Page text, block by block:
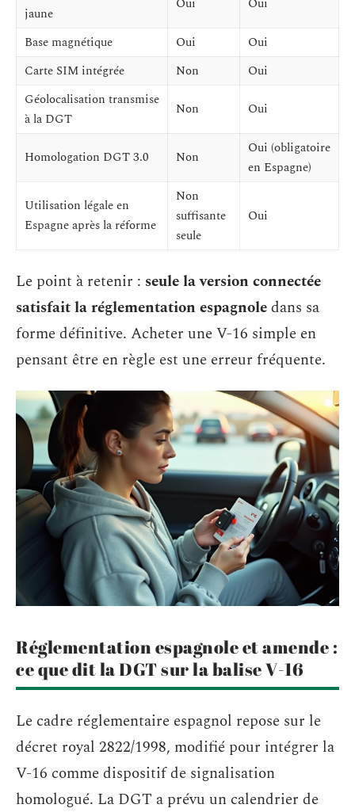
jaune
Base magnétique Oui
Oui
Carte SIM intégrée
Non
Oui
Géolocalisation transmise
à la DGT
Non Oui
Homologation DGT 3.0 Non
Oui (obligatoire
en Espagne)
Utilisation légale en
Espagne après la réforme
Non
suffisante
seule
Oui
Le point à retenir : seule la version connectée
satisfait la réglementation espagnoledans sa
forme définitive. Acheter une V-16 simple en
pensant être en règle est une erreur fréquente.
Réglementation espagnole et amende :
ce que dit la DGT sur la balise V-16
Le cadre réglementaire espagnol repose sur le
décret royal 2822/1998, modifié pour intégrer la
V-16 comme dispositif de signalisation
homologué. La DGT a prévu un calendrier de